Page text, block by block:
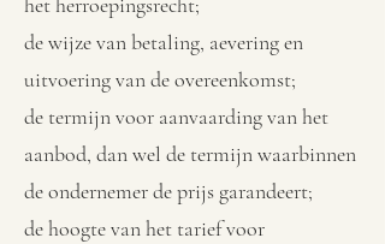
het herroepingsrecht;
de wijze van betaling, aevering en
uitvoering van de overeenkomst;
de termijn voor aanvaarding van het
aanbod, dan wel de termijn waarbinnen
de ondernemer de prijs garandeert;
de hoogte van het tarief voor